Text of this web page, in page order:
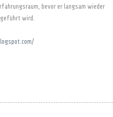
bevor er langsam wieder
wird.